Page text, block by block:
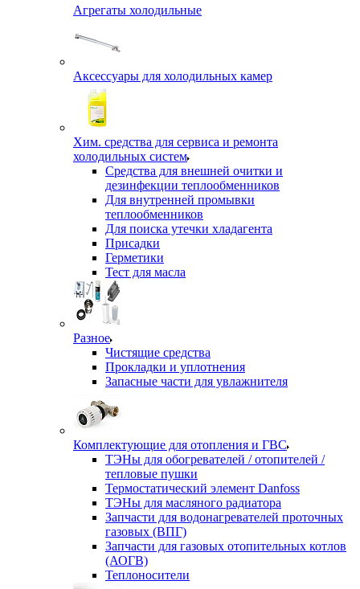
Агрегаты холодильные
Аксессуары для холодильных камер
Хим. средства для сервиса и ремонта
холодильных систем
Средства для внешней очитки и
дезинфекции теплообменников
Для внутренней промывки
теплообменников
Для поиска утечки хладагента
Присадки
Герметики
Тест для масла
Разное
Чистящие средства
Прокладки и уплотнения
Запасные части для увлажнителя
Комплектующие для отопления и ГВС
ТЭНы для обогревателей / отопителей /
тепловые пушки
Термостатический элемент Danfoss
ТЭНы для масляного радиатора
Запчасти для водонагревателей проточных
газовых (ВПГ)
Запчасти для газовых отопительных котлов
(АОГВ)
Теплоносители